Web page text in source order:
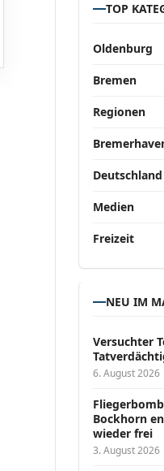
TOP
Oldenburg
Bremen
Regionen
Medien
Freizeit
NEU IM
Versucht­er
6. August 2026
Bockhorn
wieder frei
3. August 2026